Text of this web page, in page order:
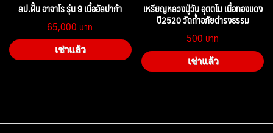
ลป.ฝั้น อาจาโร รุ่น 9 เนื้ออัลปาก้า
65,000
เช่าแล้ว
เหรียญหลวงปู่วัน อุตตโม เนื้อทองแดง
ปี2520 วัดถ้ำอภัยดำรงธรรม
500
เช่าแล้ว